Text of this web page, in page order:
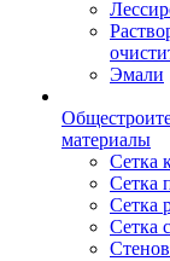
Эмали
материалы
Сетка
Сетка
Сетка
Сетка